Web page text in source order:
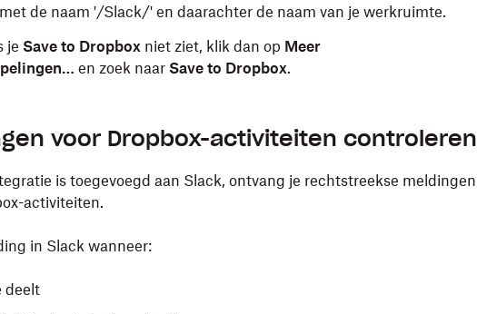
de naam '/Slack/' en daarachter de naam van je werkruimte.
je Save to Dropbox niet ziet, klik dan op Meer
en zoek naar Save to Dropbox.
voor Dropbox-activiteiten controleren
is toegevoegd aan Slack, ontvang je rechtstreekse meldingen
activiteiten.
in Slack wanneer:
deelt